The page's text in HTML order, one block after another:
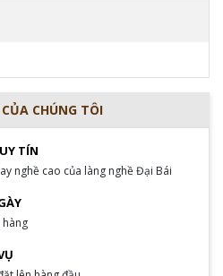
CHÚNG TÔI
TÍN
nghề cao của làng nghề Đại Bái
hàng